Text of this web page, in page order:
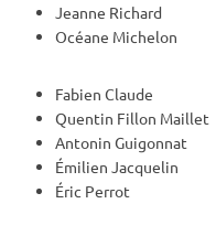
Jeanne Richard
Océane Michelon
Fabien Claude
Quentin Fillon Maillet
Antonin Guigonnat
Émilien Jacquelin
Éric Perrot